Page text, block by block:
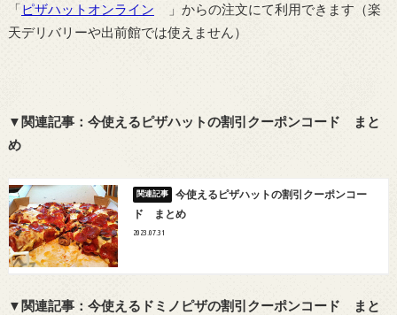
「ピザハットオンライン
」からの注文にて利用できます（楽
天デリバリーや出前館では使えません）
▼関連記事：今使えるピザハットの割引クーポンコード まと
め
今使えるピザハットの割引クーポンコー
ド まとめ
2023.07.31
▼関連記事：今使えるドミノピザの割引クーポンコード まと